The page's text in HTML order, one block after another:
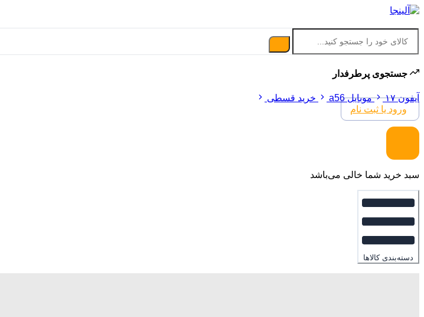
جستجوی پرطرفدار
آیفون ۱۷ موبایل a56
خرید قسطی
ورود یا ثبت نام
سبد خرید شما خالی می‌باشد
دسته‌بندی کالاها